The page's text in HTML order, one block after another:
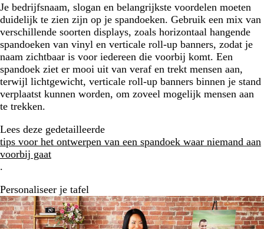
Je bedrijfsnaam, slogan en belangrijkste voordelen moeten
duidelijk te zien zijn op je spandoeken. Gebruik een mix van
verschillende soorten displays, zoals horizontaal hangende
spandoeken van vinyl en verticale roll-up banners, zodat je
naam zichtbaar is voor iedereen die voorbij komt. Een
spandoek ziet er mooi uit van veraf en trekt mensen aan,
terwijl lichtgewicht, verticale roll-up banners binnen je stand
verplaatst kunnen worden, om zoveel mogelijk mensen aan
te trekken.
Lees deze gedetailleerde
tips voor het ontwerpen van een spandoek waar niemand aan
voorbij gaat
.
Personaliseer je tafel